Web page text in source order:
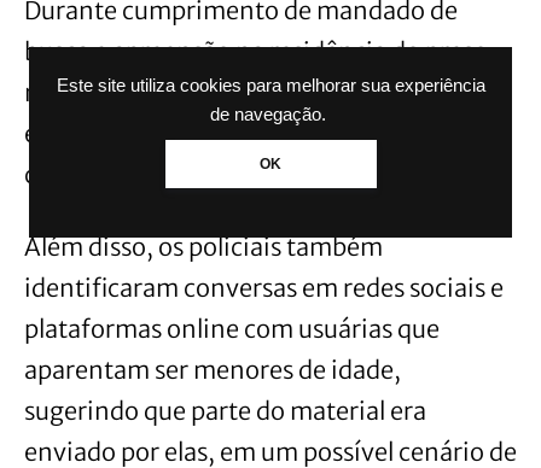
Este site utiliza cookies para melhorar sua experiência
de navegação.
OK
Durante cumprimento de mandado de
busca e apreensão na residência do preso,
no bairro Mathias Velho, os policiais
encontraram vídeos e fotos sexuais de
crianças e adolescentes em celulares.
Além disso, os policiais também
identificaram conversas em redes sociais e
plataformas online com usuárias que
aparentam ser menores de idade,
sugerindo que parte do material era
enviado por elas, em um possível cenário de